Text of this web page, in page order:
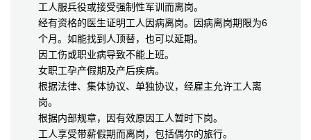
工人服兵役或接受强制性军训而离岗。
经有资格的医生证明工人因病离岗。因病离岗期限为6
个月。如能找到人顶替，也可以延期。
因工伤或职业病导致不能上班。
女职工孕产假期及产后疾病。
根据法律、集体协议、单独协议，经雇主允许工人离
岗。
根据内部规章，因有效原因工人暂时下岗。
工人享受带薪假期而离岗，包括偶尔的旅行。